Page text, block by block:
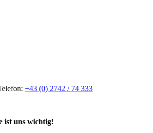
+43 (0) 2742 / 74 333
ist uns wichtig!